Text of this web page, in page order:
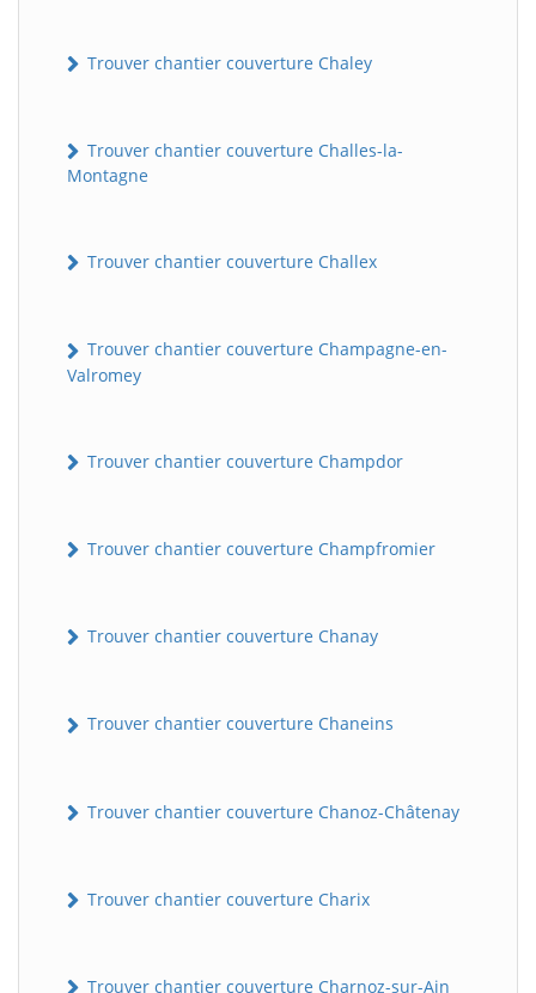
Trouver chantier couverture Chaley
Trouver chantier couverture Challes-la-
Montagne
Trouver chantier couverture Challex
Trouver chantier couverture Champagne-en-
Valromey
Trouver chantier couverture Champdor
Trouver chantier couverture Champfromier
Trouver chantier couverture Chanay
Trouver chantier couverture Chaneins
Trouver chantier couverture Chanoz-Châtenay
Trouver chantier couverture Charix
Trouver chantier couverture Charnoz-sur-Ain